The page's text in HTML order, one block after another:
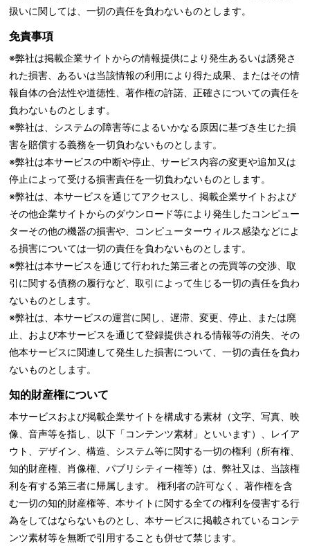
扱いに関しては、一切の責任を負わないものとします。
免責事項
※弊社は掲載企業サイトからの情報提供により発生あるいは誘発さ
れた損害、あるいは当該情報の利用により得た成果、またはその情
報自体の合法性や道徳性、著作権の許諾、正確さについての責任を
負わないものとします。
※弊社は、システムの障害等によるいかなる原因に基づき生じた損
害を賠償する義務を一切負わないものとします。
※弊社は本サービスの中断や停止、サービス内容の変更や追加又は
停止によって受ける損害責任を一切負わないものとします。
※弊社は、本サービスを通じてアクセスし、掲載企業サイトおよび
その他企業サイトからのダウンロード等により発生したコンピュー
ターその他の機器の損害や、コンピューターウィルス感染などによ
る損害については一切の責任を負わないものとします。
※弊社は本サービスを通じて行われた第三者との売買等の交渉、取
引に関する債務の履行など、取引によって生じる一切の責任を負わ
ないものとします。
※弊社は、本サービスの運営に関し、遅滞、変更、停止、または廃
止、および本サービスを通じて登録提供される情報等の消失、その
他本サービスに関連して発生した損害について、一切の責任を負わ
ないものとします。
知的財産権について
本サービスおよび掲載企業サイトを構成する素材（文字、写真、映
像、音声等を指し、以下「コンテンツ素材」といいます）、レイア
ウト、デザイン、構造、システム等に関する一切の権利（所有権、
知的財産権、肖像権、パブリシティー権等）は、弊社又は、当該権
利を有する第三者に帰属します。 権利者の許可なく、著作権を含
む一切の知的財産権等、本サイトに関する全ての権利を侵害する行
為をしてはならないものとし、本サービスに掲載されているコンテ
ンツ素材等を無断で引用することも併せて禁じます。